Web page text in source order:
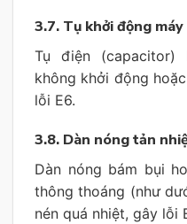
3.7. Tụ khởi động
Tụ điện
không khởi động
lỗi E6.
3.8. Dàn nóng tản
Dàn nóng bám bụi
thông thoáng (như
nén quá nhiệt, gây lỗi